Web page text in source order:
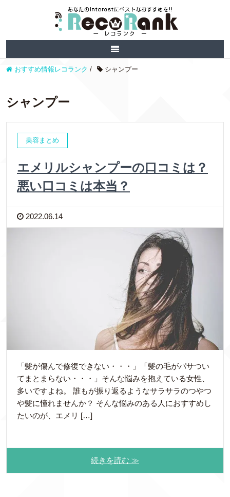
おすすめ情報レコランク / シャンプー
シャンプー
美容まとめ
エメリルシャンプーの口コミは？
悪い口コミは本当？
2022.06.14
「髪が傷んで修復できない・・・」「髪の毛がパサつい
てまとまらない・・・」そんな悩みを抱えている女性、
多いですよね。 誰もが振り返るようなサラサラのつやつ
や髪に憧れませんか？ そんな悩みのある人におすすめし
たいのが、エメリ […]
続きを読む ≫